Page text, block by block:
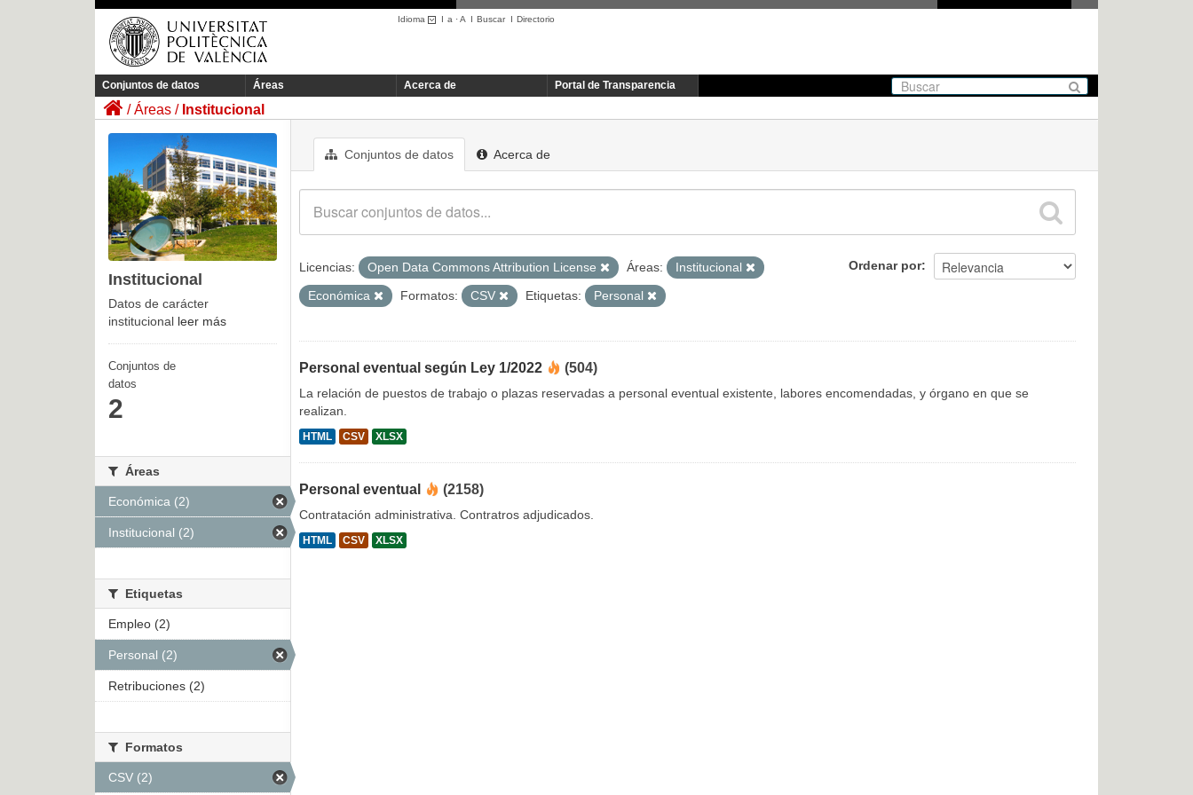
Idioma I a ·A I BuscarI Directorio
Conjuntos de datos Áreas Acerca de Portal de Transparencia
Áreas Institucional
Conjuntos de datos Acerca de
Ordenar por
Licencias: Open Data Commons Attribution License Áreas:
Institucional
Económica
Formatos: CSV Etiquetas: Personal
Personal eventual según Ley 1/2022 (504)
La relación de puestos de trabajo o plazas reservadas a personal eventual existente, labores encomendadas, y órgano en que se
realizan.
HTML CSV XLSX
Personal eventual (2158)
Contratación administrativa. Contratros adjudicados.
HTML CSV XLSX
Institucional
Datos de carácter
institucional leer más
Conjuntos de
datos
2
Áreas
Económica (2)
Institucional (2)
Etiquetas
Empleo (2)
Personal (2)
Retribuciones (2)
Formatos
CSV (2)